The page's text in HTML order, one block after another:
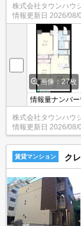
株式会社タウンハウ
情報更新日 2026/08/
画像：27枚
情報量ナンバ
株式会社タウンハウ
情報更新日 2026/08/
賃貸マンション ク